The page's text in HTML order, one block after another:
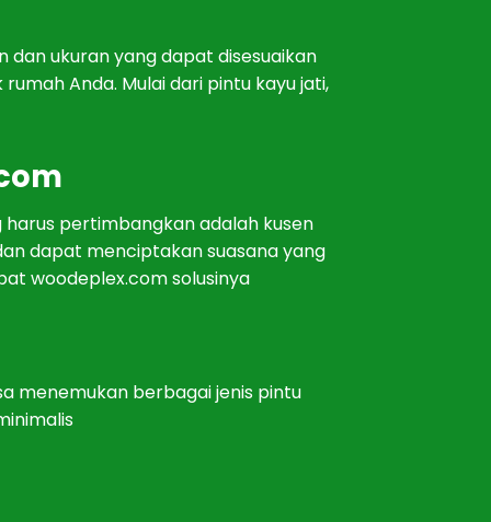
danukuranyangdapat disesuaikan
rumahAnda. Mulaidari pintu kayujati,
harus pertimbangkanadalah kusen
dapat menciptakansuasanayang
at woodeplex.com solusinya
menemukan berbagaijenis pintu
is